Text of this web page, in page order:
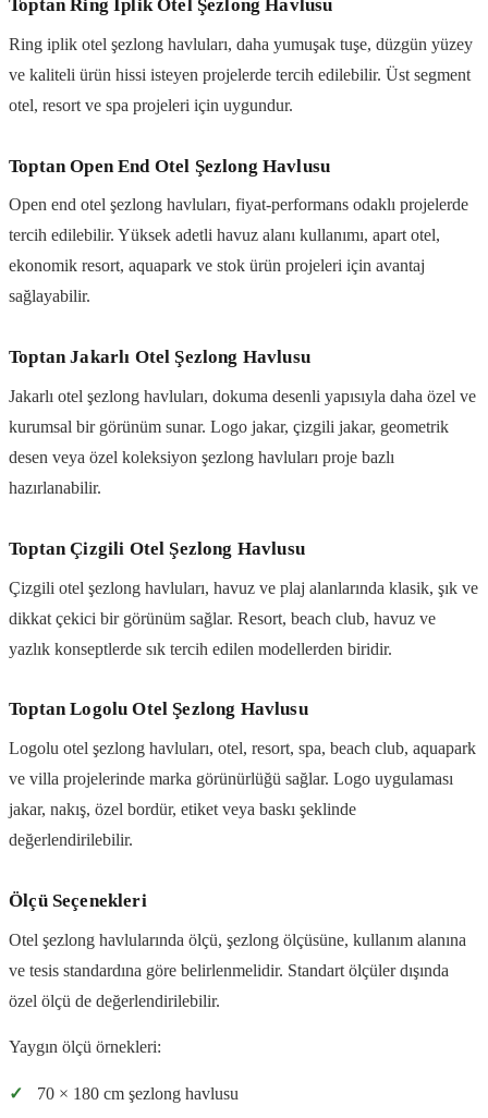
Toptan Ring İplik Otel Şezlong Havlusu
Ring iplik otel şezlong havluları, daha yumuşak tuşe, düzgün yüzey
ve kaliteli ürün hissi isteyen projelerde tercih edilebilir. Üst segment
otel, resort ve spa projeleri için uygundur.
Toptan Open End Otel Şezlong Havlusu
Open end otel şezlong havluları, fiyat-performans odaklı projelerde
tercih edilebilir. Yüksek adetli havuz alanı kullanımı, apart otel,
ekonomik resort, aquapark ve stok ürün projeleri için avantaj
sağlayabilir.
Toptan Jakarlı Otel Şezlong Havlusu
Jakarlı otel şezlong havluları, dokuma desenli yapısıyla daha özel ve
kurumsal bir görünüm sunar. Logo jakar, çizgili jakar, geometrik
desen veya özel koleksiyon şezlong havluları proje bazlı
hazırlanabilir.
Toptan Çizgili Otel Şezlong Havlusu
Çizgili otel şezlong havluları, havuz ve plaj alanlarında klasik, şık ve
dikkat çekici bir görünüm sağlar. Resort, beach club, havuz ve
yazlık konseptlerde sık tercih edilen modellerden biridir.
Toptan Logolu Otel Şezlong Havlusu
Logolu otel şezlong havluları, otel, resort, spa, beach club, aquapark
ve villa projelerinde marka görünürlüğü sağlar. Logo uygulaması
jakar, nakış, özel bordür, etiket veya baskı şeklinde
değerlendirilebilir.
Ölçü Seçenekleri
Otel şezlong havlularında ölçü, şezlong ölçüsüne, kullanım alanına
ve tesis standardına göre belirlenmelidir. Standart ölçüler dışında
özel ölçü de değerlendirilebilir.
Yaygın ölçü örnekleri:
✓
70 × 180 cm şezlong havlusu